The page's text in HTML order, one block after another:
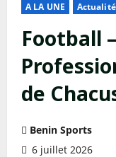
A LA UNE Actualité
Football
de
Benin Sports
6 juillet 2026